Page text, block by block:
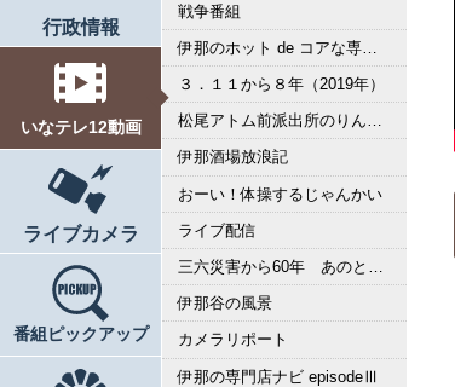
行政情報
いなテレ12動画
ライブカメラ
番組ピックアップ
戦争番組
伊那のホット de コアな専門店ナビ
３．１１から８年（2019年）
松尾アトム前派出所のりんご長者の旅
伊那酒場放浪記
おーい！体操するじゃんかい
ライブ配信
三六災害から60年 あのとき私は･･･
伊那谷の風景
カメラリポート
伊那の専門店ナビ episodeⅢ